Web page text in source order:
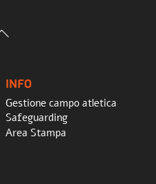
Back
INFO
Gestione campo atletica
Safeguarding
Area Stampa